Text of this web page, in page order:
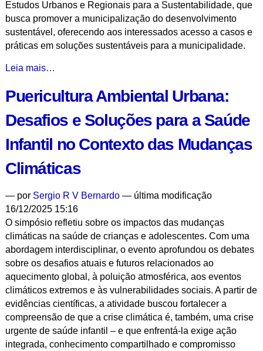
Estudos Urbanos e Regionais para a Sustentabilidade, que
busca promover a municipalização do desenvolvimento
sustentável, oferecendo aos interessados acesso a casos e
práticas em soluções sustentáveis para a municipalidade.
Lançamento
Programa
SP
Região
de
São
Preto
Leia mais…
Puericultura Ambiental Urbana:
Desafios e Soluções para a Saúde
Infantil no Contexto das Mudanças
Climáticas
— por Sergio R V Bernardo— última modificação
16/12/2025 15:16
O simpósio refletiu sobre os impactos das mudanças
climáticas na saúde de crianças e adolescentes. Com uma
abordagem interdisciplinar, o evento aprofundou os debates
sobre os desafios atuais e futuros relacionados ao
aquecimento global, à poluição atmosférica, aos eventos
climáticos extremos e às vulnerabilidades sociais. A partir de
evidências científicas, a atividade buscou fortalecer a
compreensão de que a crise climática é, também, uma crise
urgente de saúde infantil – e que enfrentá-la exige ação
integrada, conhecimento compartilhado e compromisso